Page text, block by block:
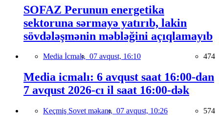
SOFAZ Perunun energetika
sektoruna sərmayə yatırıb, lakin
sövdələşmənin məbləğini açıqlamayıb
Media İcmalı, 07 avqust, 16:10 474
Media icmalı: 6 avqust saat 16:00-dan
7 avqust 2026-cı il saat 16:00-dək
Keçmiş Sovet məkanı, 07 avqust, 10:26 574